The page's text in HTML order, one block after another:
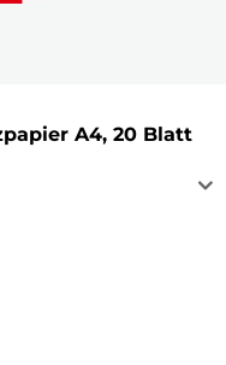
A4, 20 Blatt